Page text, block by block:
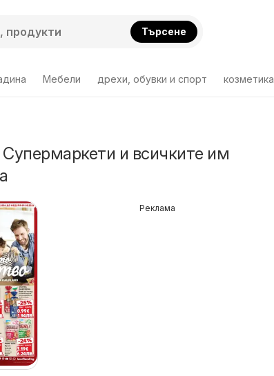
Търсене
Мебели дрехи, обувки и спорт козметика
и всичките им
Реклама